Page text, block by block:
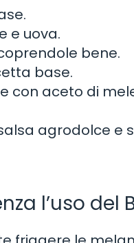
e uova.
bene.
base.
aceto di
agrodolce e
l’uso del